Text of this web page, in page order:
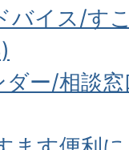
バイス/す
ー/相談